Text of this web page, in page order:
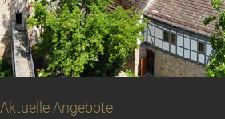
Aktuelle Angebote